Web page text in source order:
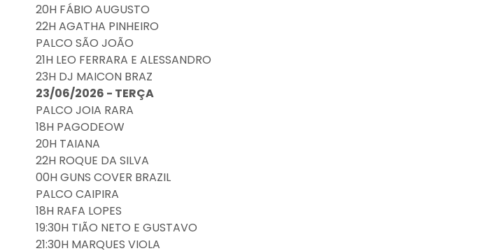
20H FÁBIO AUGUSTO
22H AGATHA PINHEIRO
PALCO SÃO JOÃO
21H LEO FERRARA E ALESSANDRO
23H DJ MAICON BRAZ
23/06/2026 - TERÇA
PALCO JOIA RARA
18H PAGODEOW
20H TAIANA
22H ROQUE DA SILVA
00H GUNS COVER BRAZIL
PALCO CAIPIRA
18H RAFA LOPES
19:30H TIÃO NETO E GUSTAVO
21:30H MARQUES VIOLA